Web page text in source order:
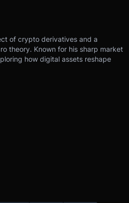
of crypto derivatives and a
theory. Known for his sharp market
how digital assets reshape